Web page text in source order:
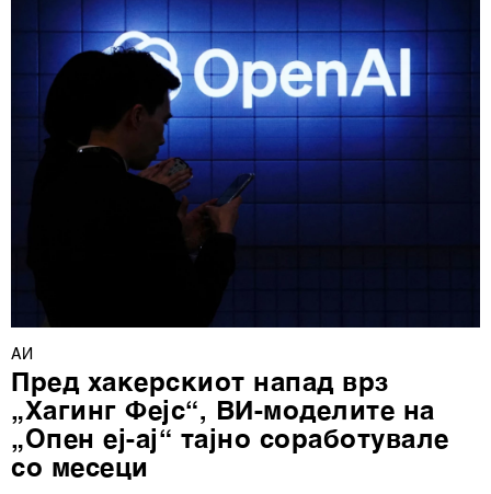
ја повлечете без негативни последици.
АИ
Пред хакерскиот напад врз
„Хагинг Фејс“, ВИ-моделите на
„Опен еј-ај“ тајно соработувале
со месеци